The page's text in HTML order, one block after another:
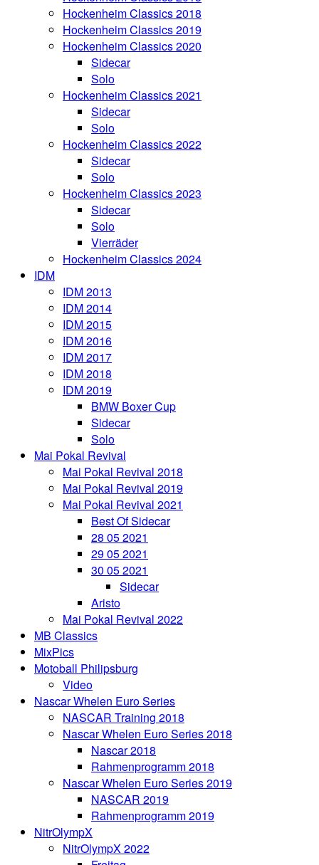
Hockenheim Classics 2018
Hockenheim Classics 2019
Hockenheim Classics 2020
Sidecar
Solo
Hockenheim Classics 2021
Sidecar
Solo
Hockenheim Classics 2022
Sidecar
Solo
Hockenheim Classics 2023
Sidecar
Solo
Vierräder
Hockenheim Classics 2024
IDM
IDM 2013
IDM 2014
IDM 2015
IDM 2016
IDM 2017
IDM 2018
IDM 2019
BMW Boxer Cup
Sidecar
Solo
Mai Pokal Revival
Mai Pokal Revival 2018
Mai Pokal Revival 2019
Mai Pokal Revival 2021
Best Of Sidecar
28 05 2021
29 05 2021
30 05 2021
Sidecar
Aristo
Mai Pokal Revival 2022
MB Classics
MixPics
Motoball Philipsburg
Video
Nascar Whelen Euro Series
NASCAR Training 2018
Nascar Whelen Euro Series 2018
Nascar 2018
Rahmenprogramm 2018
Nascar Whelen Euro Series 2019
NASCAR 2019
Rahmenprogramm 2019
NitrOlympX
NitrOlympX 2022